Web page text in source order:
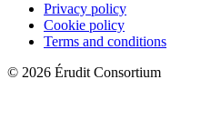
Privacy policy
Cookie policy
Terms and conditions
© 2026 Érudit Consortium